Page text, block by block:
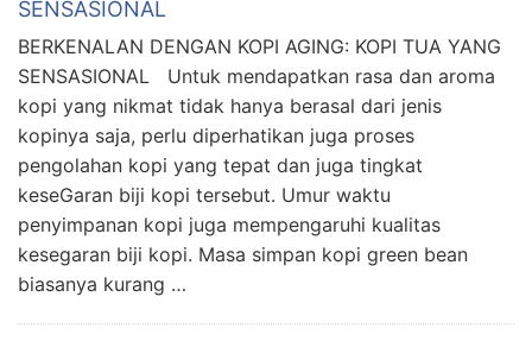
SENSASIONAL
BERKENALAN DENGAN KOPI AGING: KOPI TUA YANG
SENSASIONAL Untuk mendapatkan rasa dan aroma
kopi yang nikmat tidak hanya berasal dari jenis
kopinya saja, perlu diperhatikan juga proses
pengolahan kopi yang tepat dan juga tingkat
keseGaran biji kopi tersebut. Umur waktu
penyimpanan kopi juga mempengaruhi kualitas
kesegaran biji kopi. Masa simpan kopi green bean
biasanya kurang …